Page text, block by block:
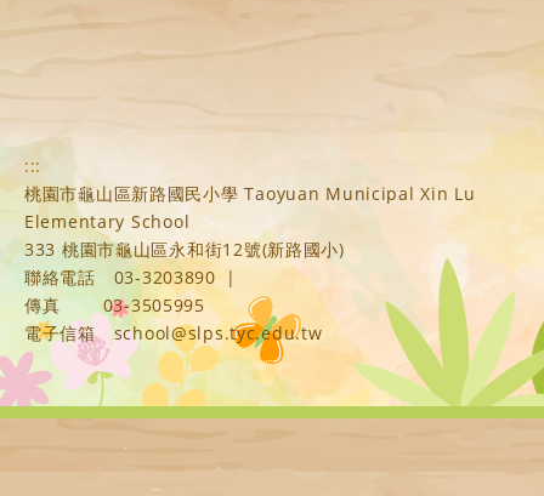
:::
桃園市龜山區新路國民小學 Taoyuan Municipal Xin Lu
Elementary School
333 桃園市龜山區永和街12號(新路國小)
聯絡電話
03-3203890
|
傳真
03-3505995
電子信箱
school@slps.tyc.edu.tw